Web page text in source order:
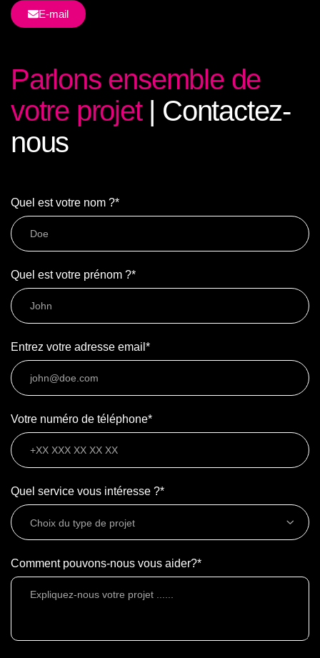
E-mail
Parlons ensemble de
votre projet| Contactez-
nous
Quel est votre nom ?*
Quel est votre prénom ?*
Entrez votre adresse email*
Votre numéro de téléphone*
Quel service vous intéresse ?*
Choix du type de projet
Comment pouvons-nous vous aider?*